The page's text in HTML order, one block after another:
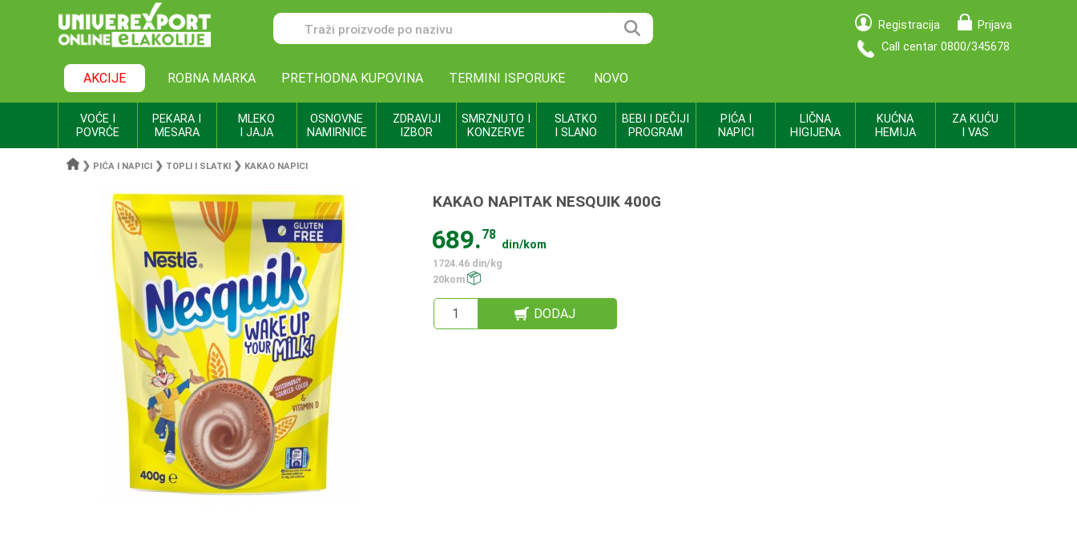
Registracija
Prijava
Call centar 0800/345678
AKCIJE ROBNA MARKA PRETHODNA KUPOVINA TERMINI ISPORUKE NOVO
VOĆE I
POVRĆE
PEKARA I
MESARA
MLEKO
I JAJA
OSNOVNE
NAMIRNICE
ZDRAVIJI
IZBOR
SMRZNUTO I
KONZERVE
SLATKO
I SLANO
BEBI I DEČIJI
PROGRAM
PIĆA I
NAPICI
LIČNA
HIGIJENA
KUĆNA
HEMIJA
ZA KUĆU
I VAS
❯ PIĆA I NAPICI ❯ TOPLI I SLATKI ❯ KAKAO NAPICI
KAKAO NAPITAK NESQUIK 400G
689.78
din/kom
1724.46 din/kg
20kom
DODAJ